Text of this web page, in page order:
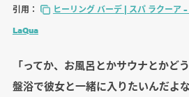
引用：
ヒーリング バーデ | スパ ラクーア
LaQua
「ってか、お風呂とかサウナとかど
盤浴で彼女と一緒に入りたいんだよ